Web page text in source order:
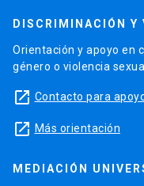
DISCRIMINACIÓN Y
Orientación y apoyo en
género o violencia
launch Contacto para
launch Más orientación
MEDIACIÓN